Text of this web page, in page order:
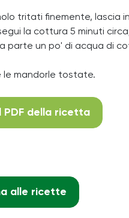
tritati finemente, lascia
la cottura 5 minuti circa;
un po' di acqua di
le mandorle tostate.
PDF della ricetta
alle ricette